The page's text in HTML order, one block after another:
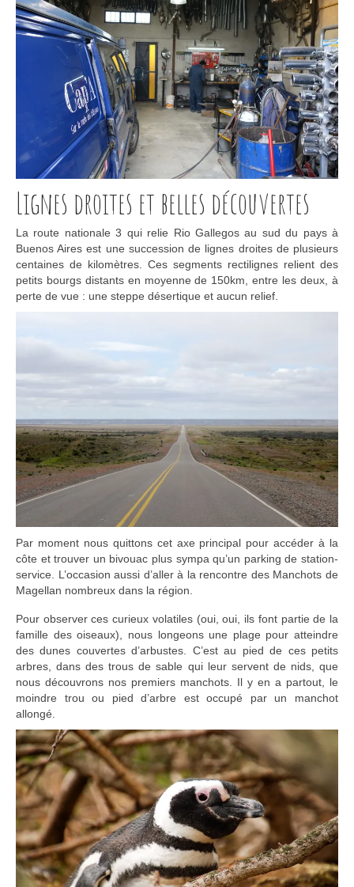
Lignes droites et belles découvertes
La route nationale 3 qui relie Rio Gallegos au sud du pays à
Buenos Aires est une succession de lignes droites de plusieurs
centaines de kilomètres. Ces segments rectilignes relient des
petits bourgs distants en moyenne de 150km, entre les deux, à
perte de vue : une steppe désertique et aucun relief.
Par moment nous quittons cet axe principal pour accéder à la
côte et trouver un bivouac plus sympa qu’un parking de station-
service. L’occasion aussi d’aller à la rencontre des Manchots de
Magellan nombreux dans la région.
Pour observer ces curieux volatiles (oui, oui, ils font partie de la
famille des oiseaux), nous longeons une plage pour atteindre
des dunes couvertes d’arbustes. C’est au pied de ces petits
arbres, dans des trous de sable qui leur servent de nids, que
nous découvrons nos premiers manchots. Il y en a partout, le
moindre trou ou pied d’arbre est occupé par un manchot
allongé.